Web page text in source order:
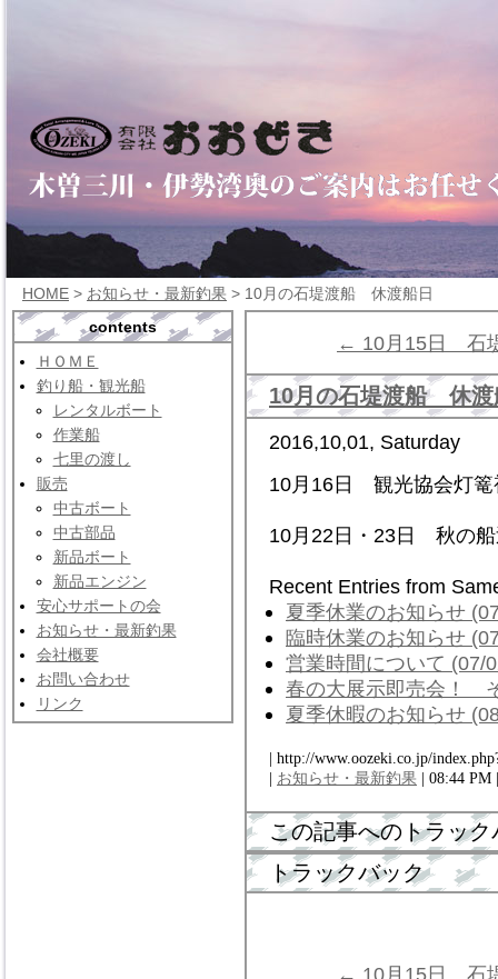
HOME > お知らせ・最新釣果 > 10月の石堤渡船 休渡船日
contents
ＨＯＭＥ
釣り船・観光船
レンタルボート
作業船
七里の渡し
販売
中古ボート
中古部品
新品ボート
新品エンジン
安心サポートの会
お知らせ・最新釣果
会社概要
お問い合わせ
リンク
← 10月15日 石
10月の石堤渡船 休渡
2016,10,01, Saturday
10月16日 観光協会灯篭
10月22日・23日 秋の
Recent Entries from
夏季休業のお知らせ
臨時休業のお知らせ
営業時間について (07/
春の大展示即売会！
夏季休暇のお知らせ
| http://www.oozeki.co.jp/
| お知らせ・最新釣果 | 08:44
この記事へのトラッ
トラックバック
← 10月15日 石